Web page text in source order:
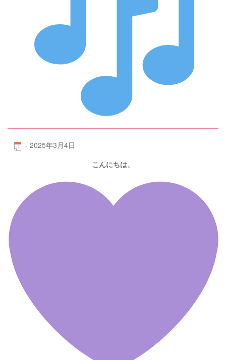
- 2025年3月4日
こんにちは、